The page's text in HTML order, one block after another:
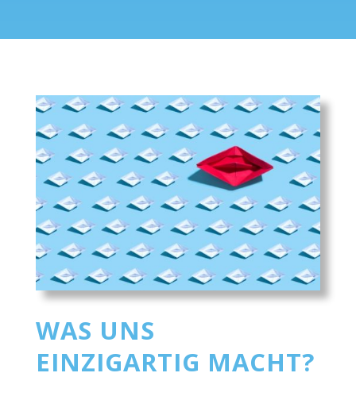
WAS UNS
EINZIGARTIG MACHT?